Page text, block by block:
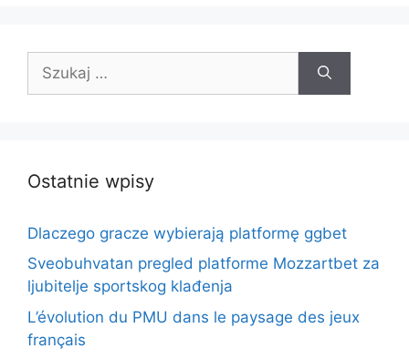
Ostatnie wpisy
Dlaczego gracze wybierają platformę ggbet
Sveobuhvatan pregled platforme Mozzartbet za
ljubitelje sportskog klađenja
L’évolution du PMU dans le paysage des jeux
français